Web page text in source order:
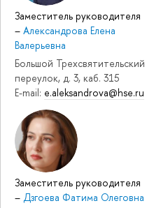
Заместитель руководителя
– Александрова Елена
Валерьевна
Большой Трехсвятительский
переулок, д. 3, каб. 315
E-mail: e.aleksandrova@hse.ru
Заместитель руководителя
– Дзгоева Фатима Олеговна